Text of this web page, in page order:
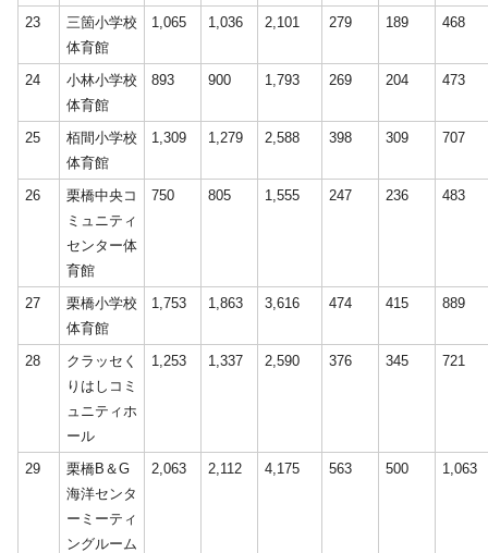
23
三箇小学校
体育館
1,065 1,036 2,101 279 189 468
24
小林小学校
体育館
893 900 1,793 269 204 473
25
栢間小学校
体育館
1,309 1,279 2,588 398 309 707
26
栗橋中央コ
ミュニティ
センター体
育館
750 805 1,555 247 236 483
27
栗橋小学校
体育館
1,753 1,863 3,616 474 415 889
28
クラッセく
りはしコミ
ュニティホ
ール
1,253 1,337 2,590 376 345 721
29
栗橋B＆G
海洋センタ
ーミーティ
ングルーム
2,063 2,112 4,175 563 500 1,063